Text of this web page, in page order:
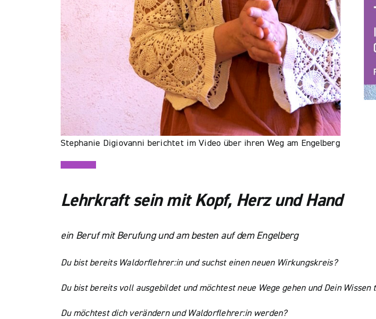
Stephanie Digiovanni berichtet im Video über ihren Weg am Engelberg
Lehrkraft sein mit Kopf, Herz und Hand
ein Beruf mit Berufung und am besten auf dem Engelberg
Du bist bereits Waldorflehrer:in und suchst einen neuen Wirkungskreis?
Du bist bereits voll ausgebildet und möchtest neue Wege gehen und Dein Wissen
Du möchtest dich verändern und Waldorflehrer:in werden?